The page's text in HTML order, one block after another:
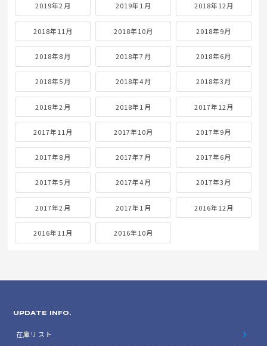
2019年2月 2019年1月 2018年12月
2018年11月 2018年10月 2018年9月
2018年8月 2018年7月 2018年6月
2018年5月 2018年4月 2018年3月
2018年2月 2018年1月 2017年12月
2017年11月 2017年10月 2017年9月
2017年8月 2017年7月 2017年6月
2017年5月 2017年4月 2017年3月
2017年2月 2017年1月 2016年12月
2016年11月 2016年10月
UPDATE INFO.
在庫リスト